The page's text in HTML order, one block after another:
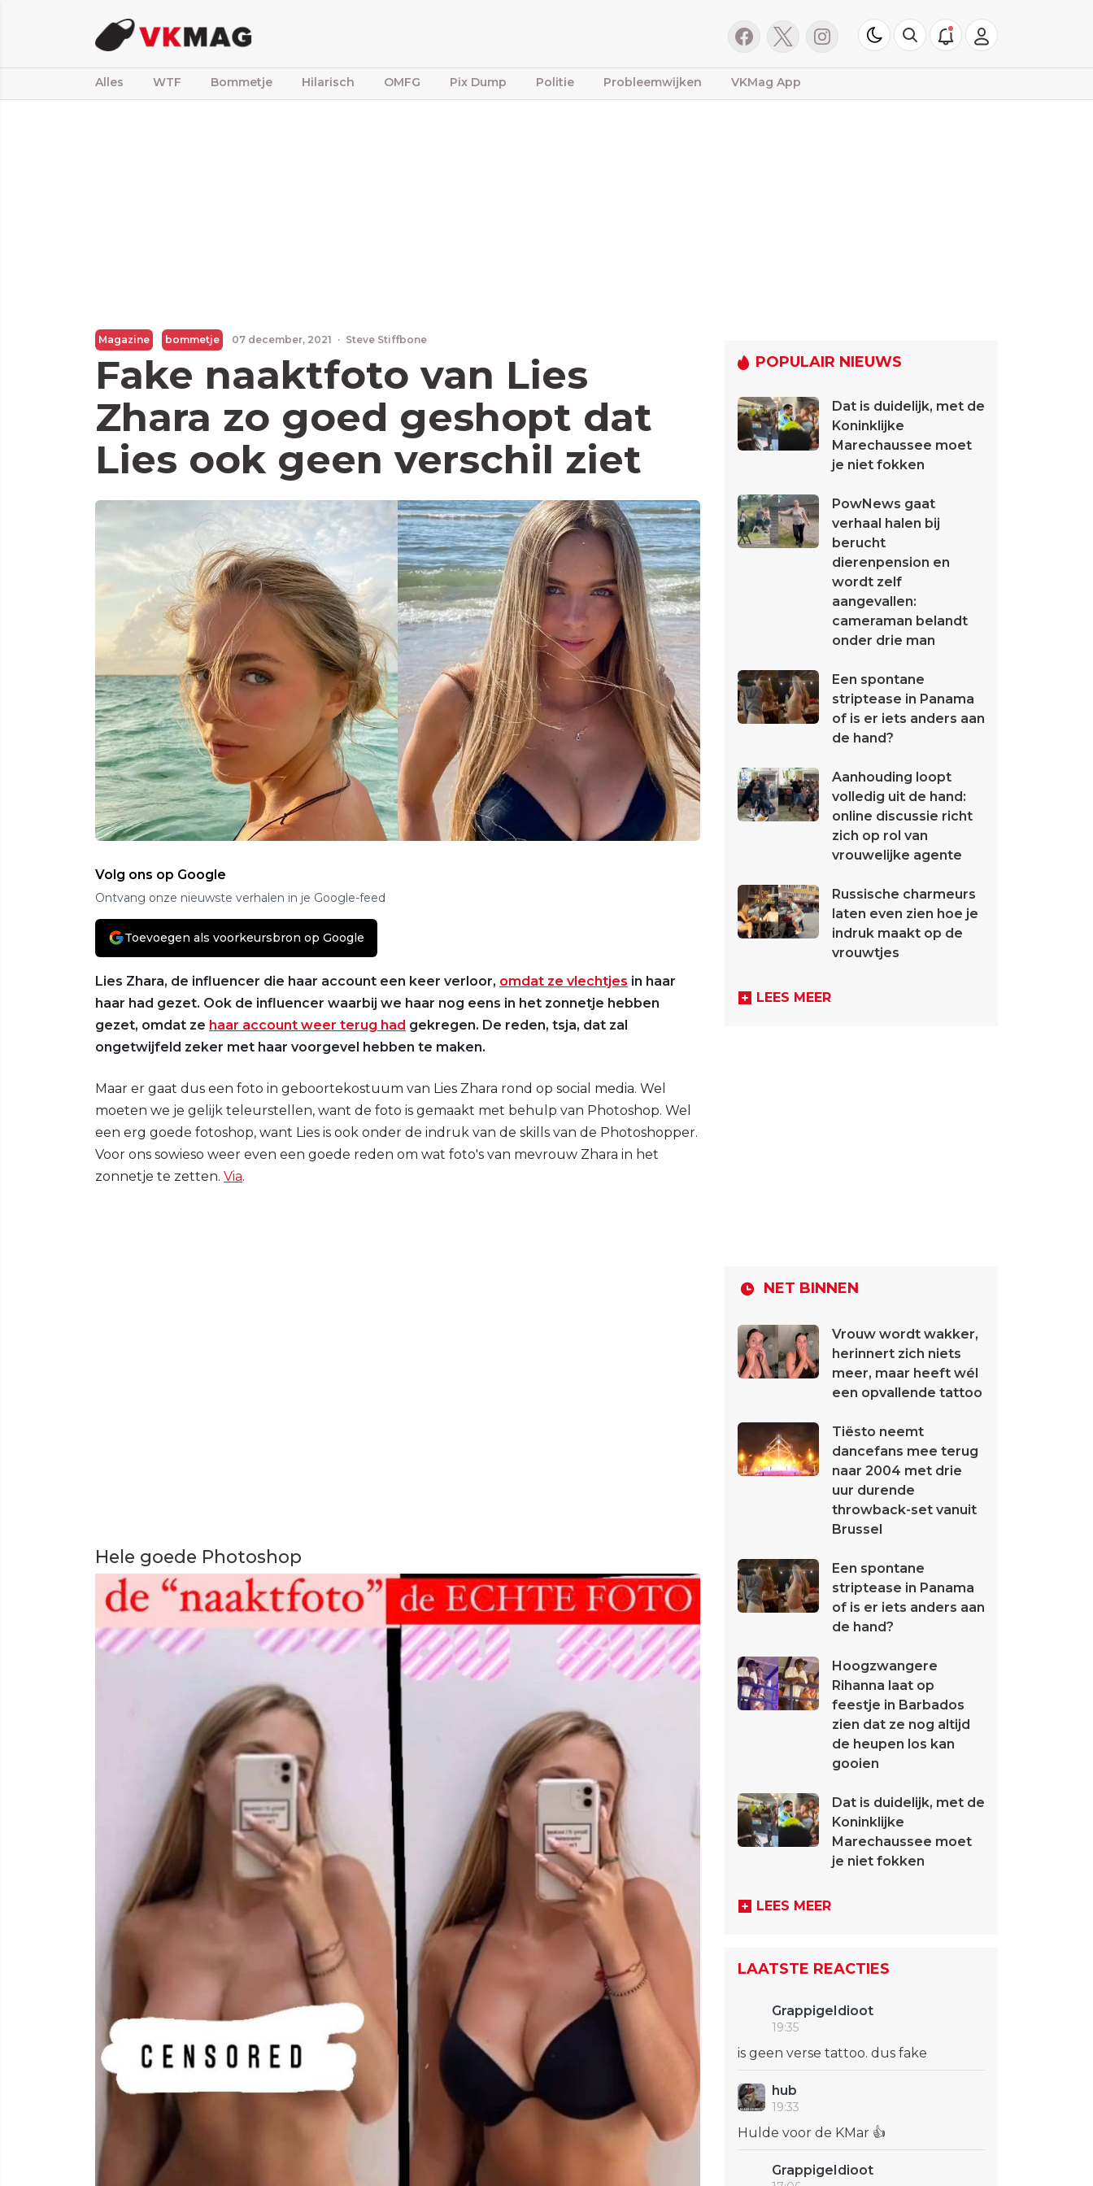
Alles WTF Bommetje Hilarisch OMFG Pix Dump Politie Probleemwijken VKMag App
Magazine bommetje 07 december, 2021 · Steve Stiffbone
Fake naaktfoto van Lies
Zhara zo goed geshopt dat
Lies ook geen verschil ziet
Volg ons op Google
Ontvang onze nieuwste verhalen in je Google-feed
Toevoegen als voorkeursbron op Google
Lies Zhara, de influencer die haar account een keer verloor, omdat ze vlechtjes in haar
haar had gezet. Ook de influencer waarbij we haar nog eens in het zonnetje hebben
gezet, omdat ze haar account weer terug had gekregen. De reden, tsja, dat zal
ongetwijfeld zeker met haar voorgevel hebben te maken.
Maar er gaat dus een foto in geboortekostuum van Lies Zhara rond op social media. Wel
moeten we je gelijk teleurstellen, want de foto is gemaakt met behulp van Photoshop. Wel
een erg goede fotoshop, want Lies is ook onder de indruk van de skills van de Photoshopper.
Voor ons sowieso weer even een goede reden om wat foto's van mevrouw Zhara in het
zonnetje te zetten. Via.
Hele goede Photoshop
POPULAIR NIEUWS
Dat is duidelijk, met de
Koninklijke
Marechaussee moet
je niet fokken
PowNews gaat
verhaal halen bij
berucht
dierenpension en
wordt zelf
aangevallen:
cameraman belandt
onder drie man
Een spontane
striptease in Panama
of is er iets anders aan
de hand?
Aanhouding loopt
volledig uit de hand:
online discussie richt
zich op rol van
vrouwelijke agente
Russische charmeurs
laten even zien hoe je
indruk maakt op de
vrouwtjes
LEES MEER
NET BINNEN
Vrouw wordt wakker,
herinnert zich niets
meer, maar heeft wél
een opvallende tattoo
Tiësto neemt
dancefans mee terug
naar 2004 met drie
uur durende
throwback-set vanuit
Brussel
Een spontane
striptease in Panama
of is er iets anders aan
de hand?
Hoogzwangere
Rihanna laat op
feestje in Barbados
zien dat ze nog altijd
de heupen los kan
gooien
Dat is duidelijk, met de
Koninklijke
Marechaussee moet
je niet fokken
LEES MEER
LAATSTE REACTIES
GrappigeIdioot
19:35
is geen verse tattoo. dus fake
hub
19:33
Hulde voor de KMar 👍
GrappigeIdioot